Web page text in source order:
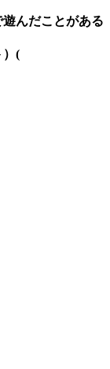
遊んだことがある
）(